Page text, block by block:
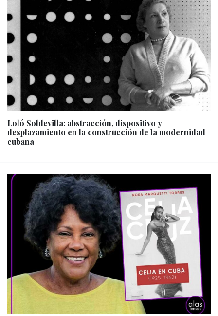
Loló Soldevilla: abstracción, dispositivo y
desplazamiento en la construcción de la modernidad
cubana